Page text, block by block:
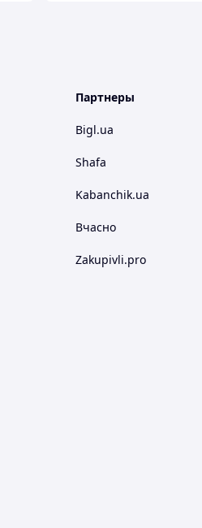
Партнеры
Bigl.ua
Shafa
Kabanchik.ua
Вчасно
Zakupivli.pro